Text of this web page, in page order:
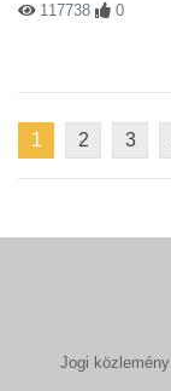
117738 0
1 2 3
Jogi közlemény